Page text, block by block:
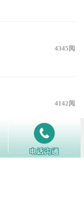
4345阅
4142阅
3992阅